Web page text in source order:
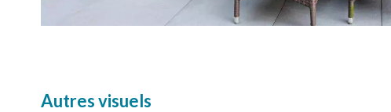
Autres visuels